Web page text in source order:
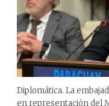
Diplomática. La
en representación del